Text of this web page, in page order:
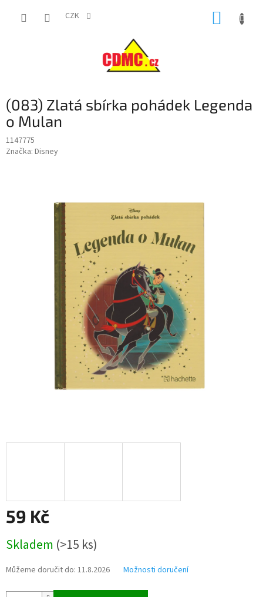
CZK
(083) Zlatá sbírka pohádek Legenda
o Mulan
1147775
Značka: Disney
59 Kč
cena:
Skladem (>15 ks)
Můžeme doručit do: 11.8.2026 Možnosti doručení